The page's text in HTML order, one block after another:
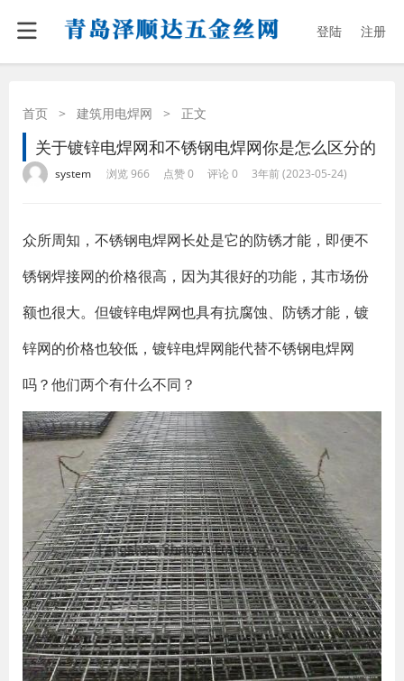
登陆 注册
首页 > 建筑用电焊网 > 正文
关于镀锌电焊网和不锈钢电焊网你是怎么区分的
system 浏览 966 点赞 0 评论 0 3年前 (2023-05-24)
众所周知，不锈钢电焊网长处是它的防锈才能，即便不
锈钢焊接网的价格很高，因为其很好的功能，其市场份
额也很大。但镀锌电焊网也具有抗腐蚀、防锈才能，镀
锌网的价格也较低，镀锌电焊网能代替不锈钢电焊网
吗？他们两个有什么不同？